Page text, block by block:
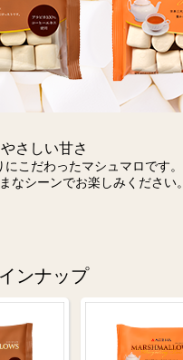
さしい甘さ
こだわったマシュマロです。
なシーンでお楽しみください。
ンナップ